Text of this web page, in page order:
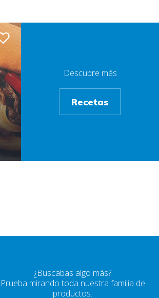
Descubre más
Recetas
¿Buscabas algo más?
Prueba mirando toda nuestra familia de
productos.